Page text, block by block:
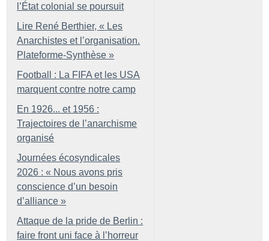
l’État colonial se poursuit
Lire René Berthier, « Les
Anarchistes et l’organisation.
Plateforme-Synthèse »
Football : La FIFA et les USA
marquent contre notre camp
En 1926... et 1956 :
Trajectoires de l’anarchisme
organisé
Journées écosyndicales
2026 : « Nous avons pris
conscience d’un besoin
d’alliance »
Attaque de la pride de Berlin :
faire front uni face à l’horreur